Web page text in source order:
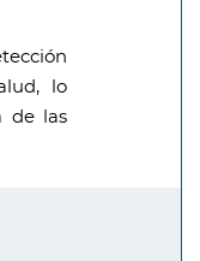
lo
de las